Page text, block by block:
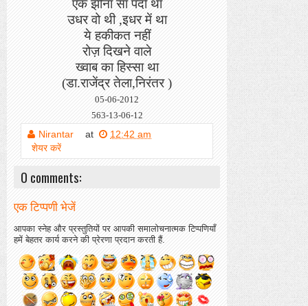
एक झीना सा पर्दा था
उधर वो थी ,इधर में था
ये हकीकत नहीं
रोज़ दिखने वाले
ख्वाब का हिस्सा था
(डा.राजेंद्र तेला,निरंतर )
05-06-2012
563-13-06-12
Nirantar at
12:42 am
शेयर करें
0 comments:
एक टिप्पणी भेजें
आपका स्नेह और प्रस्तुतियों पर आपकी समालोचनात्मक टिप्पणियाँ
हमें बेहतर कार्य करने की प्रेरणा प्रदान करती हैं.